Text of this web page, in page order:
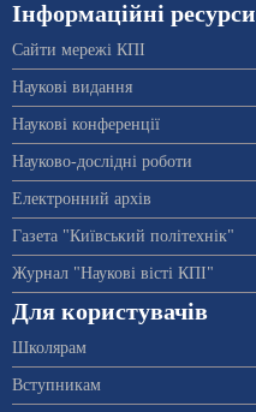
Інформаційні ресурси
Сайти мережі КПІ
Наукові видання
Наукові конференції
Науково-дослідні роботи
Електронний архів
Газета "Київський політехнік"
Журнал "Наукові вісті КПІ"
Для користувачів
Школярам
Вступникам